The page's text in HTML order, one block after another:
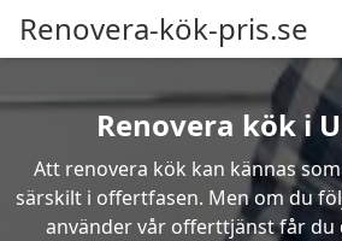
Renovera-kök-pris.se
Renovera kök i
Att renovera kök kan kännas
särskilt i offertfasen. Men om du
använder vår offerttjänst får du